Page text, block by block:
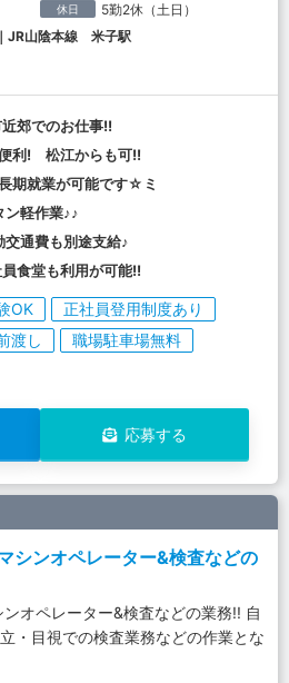
休日 5勤2休（土日）
JR山陰本線 米子駅
郊でのお仕事!!
利! 松江からも可!!
期就業が可能です☆ミ
軽作業♪♪
通費も別途支給♪
食堂も利用が可能!!
OK
正社員登用制度あり
渡し
職場駐車場無料
応募する
ンオペレーター&検査などの
オペレーター&検査などの業務!! 自
・目視での検査業務などの作業とな